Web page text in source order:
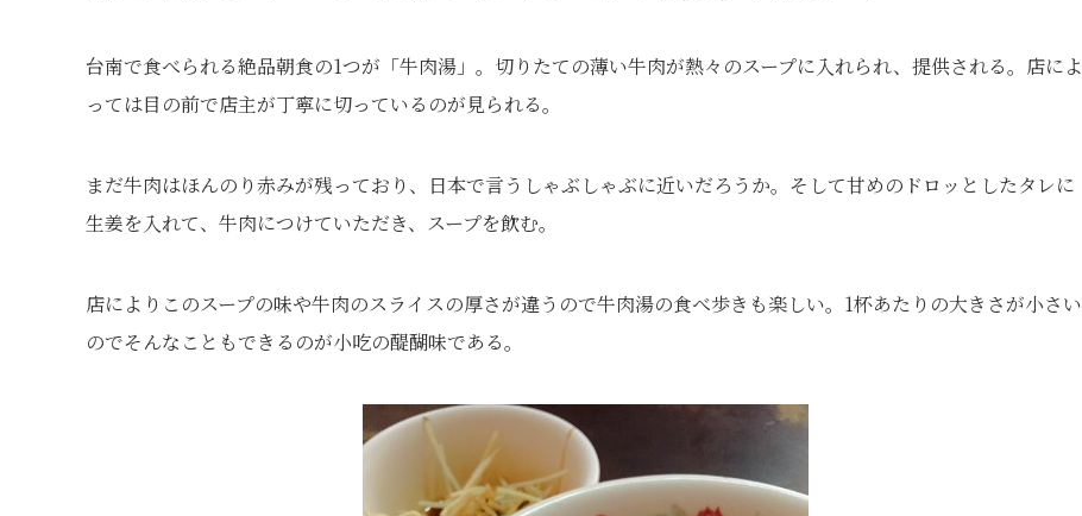
台南で食べられる絶品朝食の1つが「牛肉湯」。切りたての薄い牛肉が熱々のスープに入れられ、提供される。店によ
っては目の前で店主が丁寧に切っているのが見られる。
まだ牛肉はほんのり赤みが残っており、日本で言うしゃぶしゃぶに近いだろうか。そして甘めのドロッとしたタレに
生姜を入れて、牛肉につけていただき、スープを飲む。
店によりこのスープの味や牛肉のスライスの厚さが違うので牛肉湯の食べ歩きも楽しい。1杯あたりの大きさが小さい
のでそんなこともできるのが小吃の醍醐味である。